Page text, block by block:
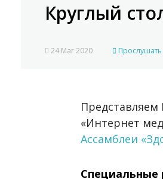
Круглый
24 Mar 2020 Прослушать
«Интернет
Ассамблеи
Специальные